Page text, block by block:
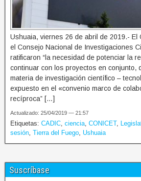
Ushuaia, viernes 26 de abril de 2019.- El
el Consejo Nacional de Investigaciones
ratificaron “la necesidad de potenciar la
continuar con los proyectos en conjunto,
materia de investigación científico –
expuesto en el «convenio marco de
recíproca” […]
Actualizado: 25/04/2019 — 21:57
Etiquetas: CADIC ciencia CONICET,
sesión Tierra del Fuego Ushuaia
Suscríbase